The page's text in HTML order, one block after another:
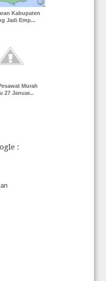
Kabupaten
Jadi Emp...
Murah
27 Januar...
: